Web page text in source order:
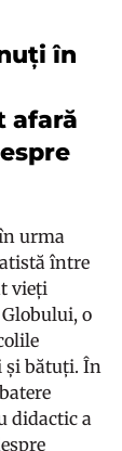
în
afară
urma
între
vieți
o
și bătuți. În
didactic a